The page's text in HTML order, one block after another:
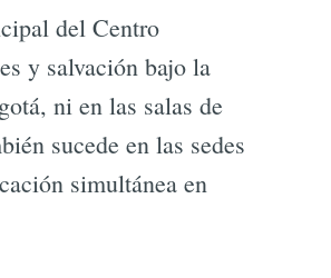
del Centro
y salvación bajo la
ni en las salas de
sucede en las sedes
simultánea en